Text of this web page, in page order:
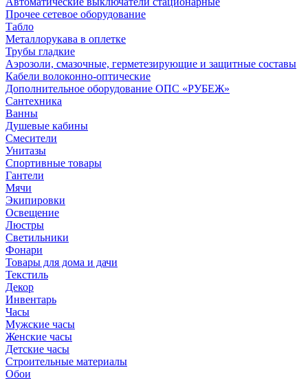
Прочее сетевое оборудование
Табло
Металлорукава в оплетке
Трубы гладкие
Аэрозоли, смазочные, герметезирующие и защитные составы
Кабели волоконно-оптические
Дополнительное оборудование ОПС «РУБЕЖ»
Сантехника
Ванны
Душевые кабины
Смесители
Унитазы
Спортивные товары
Гантели
Мячи
Экипировки
Освещение
Люстры
Светильники
Фонари
Товары для дома и дачи
Текстиль
Декор
Инвентарь
Часы
Мужские часы
Женские часы
Детские часы
Строительные материалы
Обои